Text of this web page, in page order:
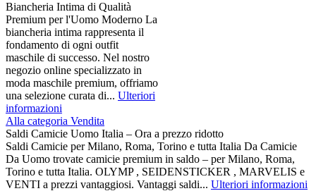
Biancheria Intima di Qualità
Premium per l'Uomo Moderno La
biancheria intima rappresenta il
fondamento di ogni outfit
maschile di successo. Nel nostro
negozio online specializzato in
moda maschile premium, offriamo
una selezione curata di... Ulteriori
informazioni
Alla categoria Vendita
Saldi Camicie Uomo Italia – Ora a prezzo ridotto
Saldi Camicie per Milano, Roma, Torino e tutta Italia Da Camicie
Da Uomo trovate camicie premium in saldo – per Milano, Roma,
Torino e tutta Italia. OLYMP , SEIDENSTICKER , MARVELIS e
VENTI a prezzi vantaggiosi. Vantaggi saldi... Ulteriori informazioni